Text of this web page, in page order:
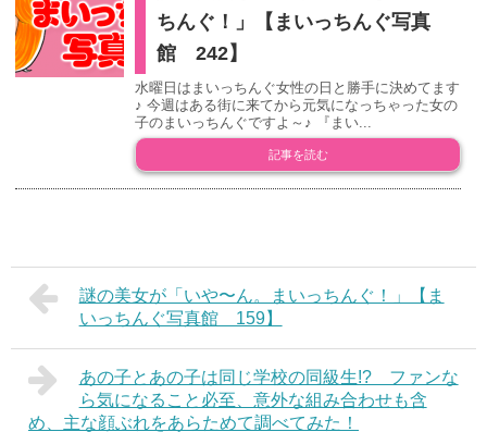
ちんぐ！」【まいっちんぐ写真
館 242】
水曜日はまいっちんぐ女性の日と勝手に決めてます
♪ 今週はある街に来てから元気になっちゃった女の
子のまいっちんぐですよ～♪ 『まい...
記事を読む
謎の美女が「いや〜ん。まいっちんぐ！」【ま
いっちんぐ写真館 159】
あの子とあの子は同じ学校の同級生!? ファンな
ら気になること必至、意外な組み合わせも含
め、主な顔ぶれをあらためて調べてみた！